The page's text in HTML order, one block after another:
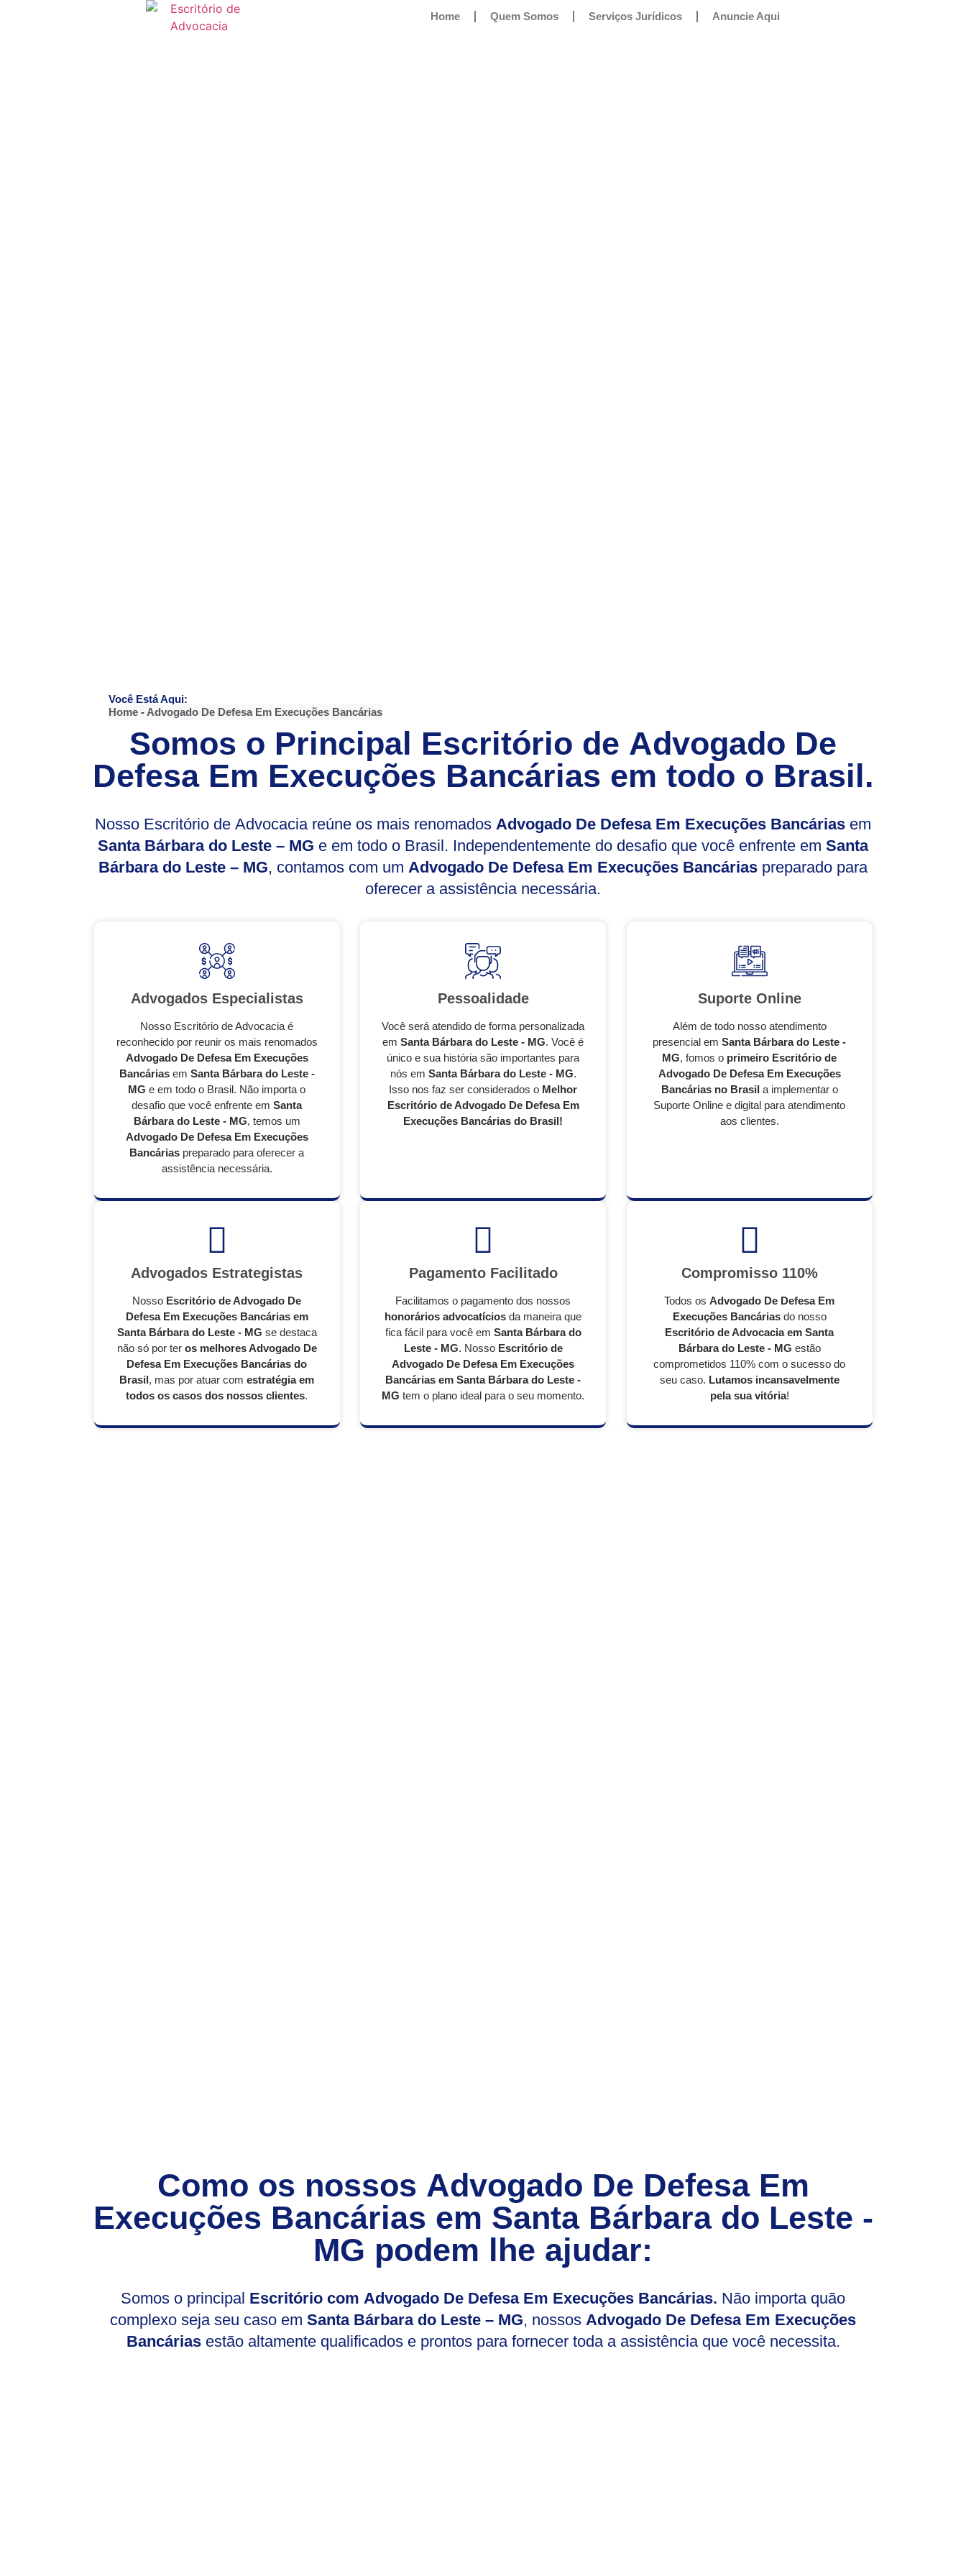
Home Quem Somos Serviços Jurídicos Anuncie Aqui
Você Está Aqui:
Home- Advogado De Defesa Em Execuções Bancárias
Somos o Principal Escritório de Advogado De
Defesa Em Execuções Bancárias em todo o Brasil.
Nosso Escritório de Advocacia reúne os mais renomados Advogado De Defesa Em Execuções Bancárias em
Santa Bárbara do Leste – MG e em todo o Brasil. Independentemente do desafio que você enfrente em Santa
Bárbara do Leste – MG, contamos com um Advogado De Defesa Em Execuções Bancárias preparado para
oferecer a assistência necessária.
Advogados Especialistas
Nosso Escritório de Advocacia é
reconhecido por reunir os mais renomados
Advogado De Defesa Em Execuções
Bancáriasem Santa Bárbara do Leste -
MG e em todo o Brasil. Não importa o
desafio que você enfrente em Santa
Bárbara do Leste - MG, temos um
Advogado De Defesa Em Execuções
Bancárias preparado para oferecer a
assistência necessária.
Pessoalidade
Você será atendido de forma personalizada
em Santa Bárbara do Leste - MG. Você é
único e sua história são importantes para
nós em Santa Bárbara do Leste - MG.
Isso nos faz ser considerados o Melhor
Escritório de Advogado De Defesa Em
Execuções Bancárias do Brasil!
Suporte Online
Além de todo nosso atendimento
presencial em Santa Bárbara do Leste -
MG, fomos o primeiro Escritório de
Advogado De Defesa Em Execuções
Bancárias no Brasil a implementar o
Suporte Online e digital para atendimento
aos clientes.
Advogados Estrategistas
Nosso Escritório de Advogado De
Defesa Em Execuções Bancárias em
Santa Bárbara do Leste - MG se destaca
não só por ter os melhores Advogado De
Defesa Em Execuções Bancárias do
Brasil, mas por atuar com estratégia em
todos os casos dos nossos clientes.
Pagamento Facilitado
Facilitamos o pagamento dos nossos
honorários advocatícios da maneira que
fica fácil para você em Santa Bárbara do
Leste - MG. Nosso Escritório de
Advogado De Defesa Em Execuções
Bancárias em Santa Bárbara do Leste -
MG tem o plano ideal para o seu momento.
Compromisso 110%
Todos os Advogado De Defesa Em
Execuções Bancáriasdo nosso
Escritório de Advocacia em Santa
Bárbara do Leste - MG estão
comprometidos 110% com o sucesso do
seu caso. Lutamos incansavelmente
pela sua vitória!
Como os nossos Advogado De Defesa Em
Execuções Bancárias em Santa Bárbara do Leste -
MG podem lhe ajudar:
Somos o principal Escritório com Advogado De Defesa Em Execuções Bancárias. Não importa quão
complexo seja seu caso em Santa Bárbara do Leste – MG, nossos Advogado De Defesa Em Execuções
Bancáriasestão altamente qualificados e prontos para fornecer toda a assistência que você necessita.